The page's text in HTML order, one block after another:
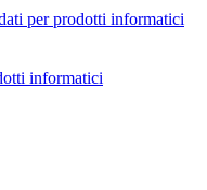
per prodotti informatici
informatici